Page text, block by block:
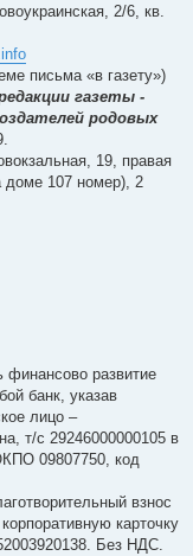
2/6, кв.
письма «в газету»)
газеты -
родовых
19, правая
доме 107 номер), 2
развитие
банк, указав
лицо –
т/с 29246000000105 в
09807750, код
взнос
карточку
Без НДС.